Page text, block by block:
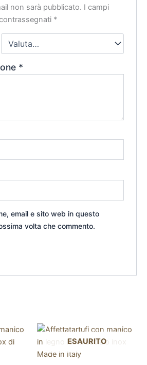
non sarà pubblicato. I campi
*
*
email e sito web in questo
volta che commento.
ESAURITO